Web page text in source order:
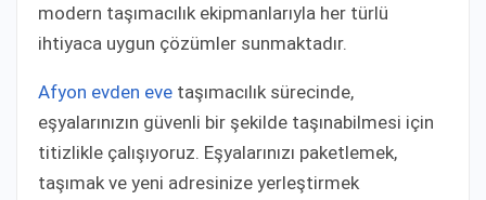
modern taşımacılık ekipmanlarıyla her türlü
ihtiyaca uygun çözümler sunmaktadır.
Afyon evden eve taşımacılık sürecinde,
eşyalarınızın güvenli bir şekilde taşınabilmesi için
titizlikle çalışıyoruz. Eşyalarınızı paketlemek,
taşımak ve yeni adresinize yerleştirmek